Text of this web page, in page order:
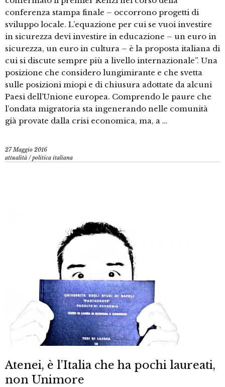
conferenza stampa finale – occorrono progetti di
sviluppo locale. L’equazione per cui se vuoi investire
in sicurezza devi investire in educazione – un euro in
sicurezza, un euro in cultura – è la proposta italiana di
cui si discute sempre più a livello internazionale”. Una
posizione che considero lungimirante e che svetta
sulle posizioni miopi e di chiusura adottate da alcuni
Paesi dell’Unione europea. Comprendo le paure che
l’ondata migratoria sta ingenerando nelle comunità
già provate dalla crisi economica, ma, a …
27 Maggio 2016
attualità /politica italiana
Atenei, è l’Italia che ha pochi laureati,
non Unimore